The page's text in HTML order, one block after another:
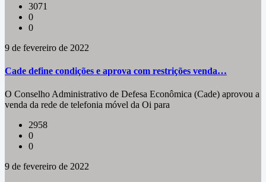
3071
0
0
9 de fevereiro de 2022
Cade define condições e aprova com restrições venda…
O Conselho Administrativo de Defesa Econômica (Cade) aprovou a
venda da rede de telefonia móvel da Oi para
2958
0
0
9 de fevereiro de 2022